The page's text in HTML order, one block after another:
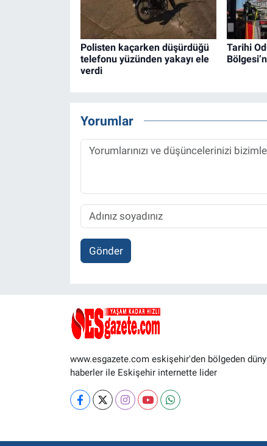
Polisten kaçarken düşürdüğü
telefonu yüzünden yakayı ele
verdi
Tarihi
Yorumlar
Gönder
www.esgazete.com eskişehir'den bölgeden
haberler ile Eskişehir internette lider